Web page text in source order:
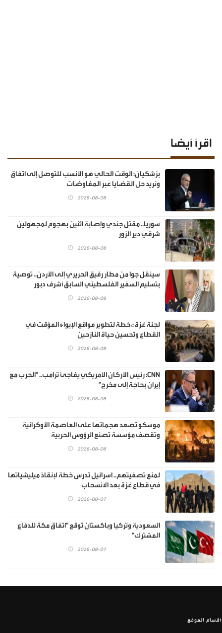
اقرأ أيضا
بزشكيان: الوقت الحالي هو الأنسب للتوصل إلى اتفاق
ونريد حل القضايا عبر المفاوضات
2026-08-08
سوريا.. مقتل جندي وإصابة اثنين بهجوم لمجهولين
شرقي دير الزور
2026-08-08
سينقل جوا من مطار رفيق الحريري إلى الأردن.. توصية
بتسليم السفير الفلسطيني السابق أشرف دبور
2026-08-08
لجنة غزة :،خطة لتطوير مواقع الإيواء المؤقت في
القطاع وتحسين حياة النازحين
2026-08-08
CNN: رئيس الأركان الأمريكي يفاجئ ترامب.. "الحرب مع
إيران بحاجة إلى مخرج"
2026-08-08
موسكو تصعد هجماتها على العاصمة الأوكرانية
وتقصف مؤسسة تصنع الرؤوس الحربية
2026-08-08
لمنع تصفيتهم.. اسرائيل تدرس خطة لإنقاذ ميليشياتها
في قطاع غزة بعد الانسحاب
2026-08-07
السعودية وتركيا وباكستان توقع "اتفاق مكة للدفاع
المشترك"
2026-08-07
أقسام الموقع